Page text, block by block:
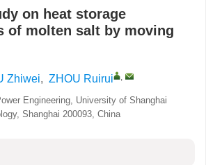
on heat storage
of molten salt by moving
Zhiwei, ZHOU Ruirui ,
Engineering, University of Shanghai
Shanghai 200093, China